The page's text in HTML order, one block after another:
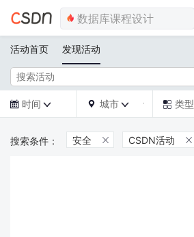
活动首页 发现活动
 时间   城市   类型
安全  CSDN活动 